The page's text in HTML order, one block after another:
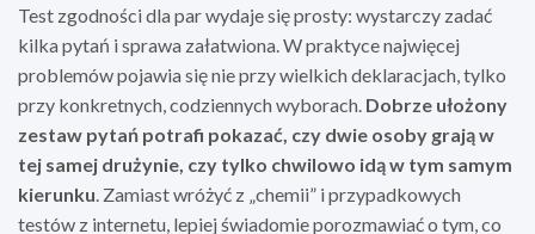
Test zgodności dla par wydaje się prosty: wystarczy zadać
kilka pytań i sprawa załatwiona. W praktyce najwięcej
problemów pojawia się nie przy wielkich deklaracjach, tylko
przy konkretnych, codziennych wyborach. Dobrze ułożony
zestaw pytań potrafi pokazać, czy dwie osoby grają w
tej samej drużynie, czy tylko chwilowo idą w tym samym
kierunku. Zamiast wróżyć z „chemii” i przypadkowych
testów z internetu, lepiej świadomie porozmawiać o tym, co